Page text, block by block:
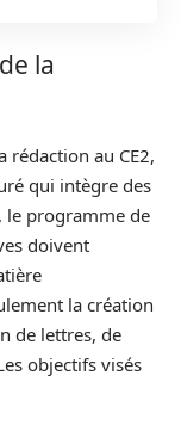
la
rédaction au CE2,
qui intègre des
le programme de
doivent
la création
de lettres, de
objectifs visés